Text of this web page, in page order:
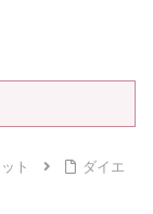
ト
ダイエ